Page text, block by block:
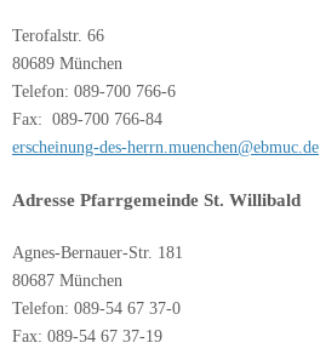
Terofalstr. 66
80689 München
Telefon: 089-700 766-6
Fax: 089-700 766-84
erscheinung-des-herrn.muenchen@ebmuc.de
Adresse Pfarrgemeinde St. Willibald
Agnes-Bernauer-Str. 181
80687 München
Telefon: 089-54 67 37-0
Fax: 089-54 67 37-19